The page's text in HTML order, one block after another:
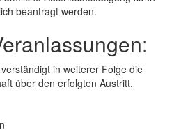
beantragt werden.
in weiterer Folge die
über den erfolgten Austritt.